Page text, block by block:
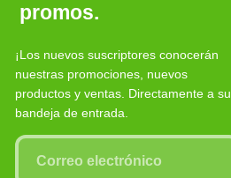
promos.
¡Los nuevos suscriptores conocerán
nuestras promociones, nuevos
productos y ventas. Directamente a su
bandeja de entrada.